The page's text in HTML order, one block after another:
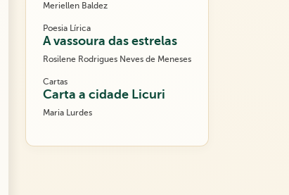
Meriellen Baldez
Poesia Lírica
A vassoura das estrelas
Rosilene Rodrigues Neves de Meneses
Cartas
Carta a cidade Licuri
Maria Lurdes